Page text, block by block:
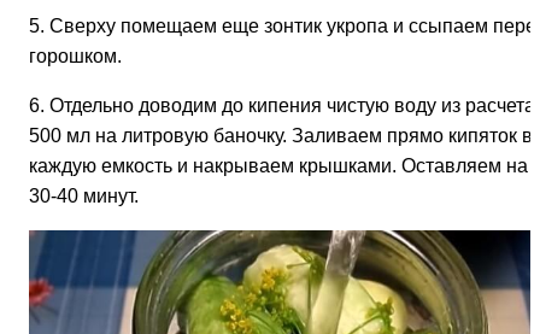
5. Сверху помещаем еще зонтик укропа и ссыпаем
горошком.
6. Отдельно доводим до кипения чистую воду из расчета
500 мл на литровую баночку. Заливаем прямо кипяток в
каждую емкость и накрываем крышками. Оставляем на
30-40 минут.